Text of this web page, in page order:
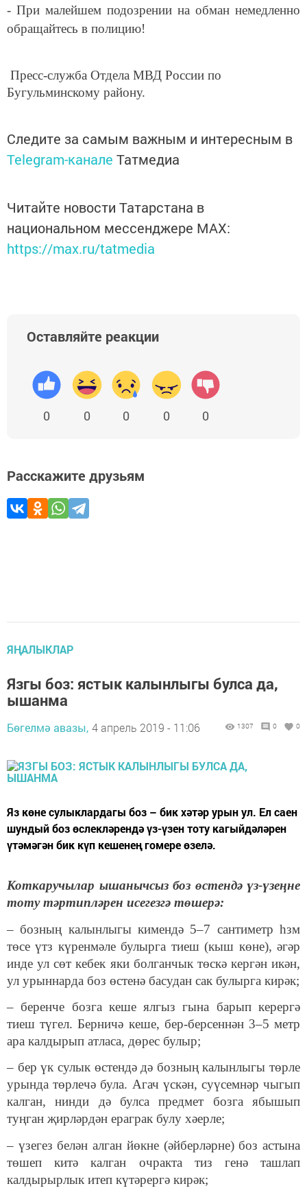
- При малейшем подозрении на обман немедленно
обращайтесь в полицию!
Пресс-служба Отдела МВД России по
Бугульминскому району.
Следите за самым важным и интересным в
Telegram-канале Татмедиа
Читайте новости Татарстана в
национальном мессенджере MАХ:
https://max.ru/tatmedia
Оставляйте реакции
0 0 0 0 0
Расскажите друзьям
ЯҢАЛЫКЛАР
Язгы боз: ястык калынлыгы булса да,
ышанма
Бөгелмә авазы, 4 апрель 2019 - 11:06 1307 0 0
Яз көне сулыклардагы боз – бик хәтәр урын ул. Ел саен
шундый боз өслекләрендә үз-үзен тоту кагыйдәләрен
үтәмәгән бик күп кешенең гомере өзелә.
Коткаручылар ышанычсыз боз өстендә үз-үзеңне
тоту тәртипләрен исегезгә төшерә:
– бозның калынлыгы кимендә 5–7 сантиметр һзм
төсе үтз күренмәле булырга тиеш (кыш көне), әгәр
инде ул сөт кебек яки болганчык төскә кергән икән,
ул урыннарда боз өстенә басудан сак булырга кирәк;
– беренче бозга кеше ялгыз гына барып керергә
тиеш түгел. Берничә кеше, бер-берсеннән 3–5 метр
ара калдырып атласа, дөрес булыр;
– бер үк сулык өстендә дә бозның калынлыгы төрле
урында төрлечә була. Агач үскән, суүсемнәр чыгып
калган, нинди дә булса предмет бозга ябышып
туңган җирләрдән ераграк булу хәерле;
– үзегез белән алган йөкне (әйберләрне) боз астына
төшеп китә калган очракта тиз генә ташлап
калдырырлык итеп күтәрергә кирәк;